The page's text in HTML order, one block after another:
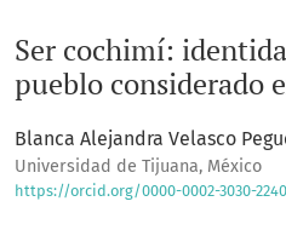
Ser cochimí:
pueblo considerado
Blanca Alejandra Velasco
Universidad de Tijuana, México
https://orcid.org/0000-0002-3030-2240